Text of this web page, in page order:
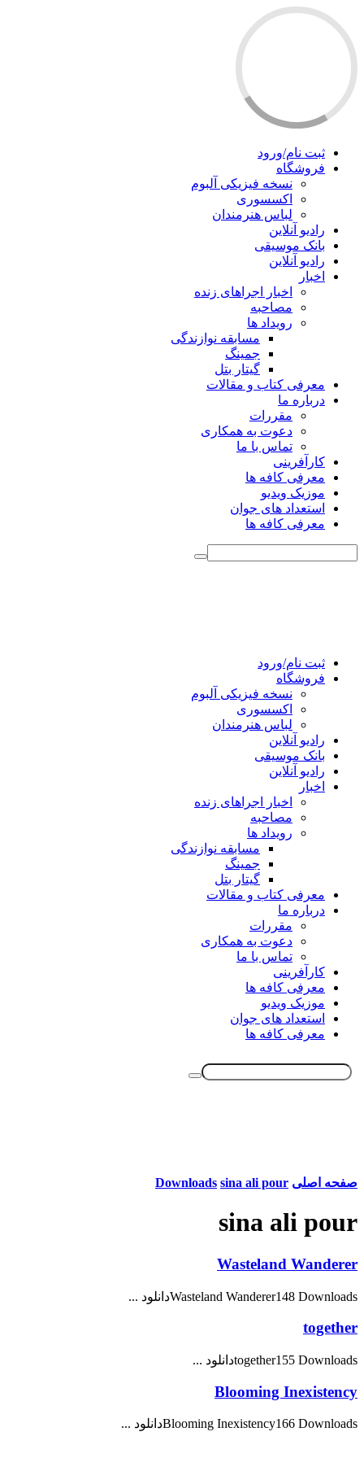
ثبت نام/ورود
فروشگاه
نسخه فیزیکی آلبوم
اکسسوری
لباس هنرمندان
رادیو آنلاین
بانک موسیقی
رادیو آنلاین
اخبار
اخبار اجراهای زنده
مصاحبه
رویداد ها
مسابقه نوازندگی
جمینگ
گیتار بتل
معرفی کتاب و مقالات
درباره ما
مقررات
دعوت به همکاری
تماس با ما
کارآفرینی
معرفی کافه ها
موزیک ویدیو
استعداد های جوان
معرفی کافه ها
ثبت نام/ورود
فروشگاه
نسخه فیزیکی آلبوم
اکسسوری
لباس هنرمندان
رادیو آنلاین
بانک موسیقی
رادیو آنلاین
اخبار
اخبار اجراهای زنده
مصاحبه
رویداد ها
مسابقه نوازندگی
جمینگ
گیتار بتل
معرفی کتاب و مقالات
درباره ما
مقررات
دعوت به همکاری
تماس با ما
کارآفرینی
معرفی کافه ها
موزیک ویدیو
استعداد های جوان
معرفی کافه ها
صفحه اصلی Downloads sina ali pour
sina ali pour
Wasteland Wanderer
Wasteland Wanderer148 Downloadsدانلود ...
together
together155 Downloadsدانلود ...
Blooming Inexistency
Blooming Inexistency166 Downloadsدانلود ...